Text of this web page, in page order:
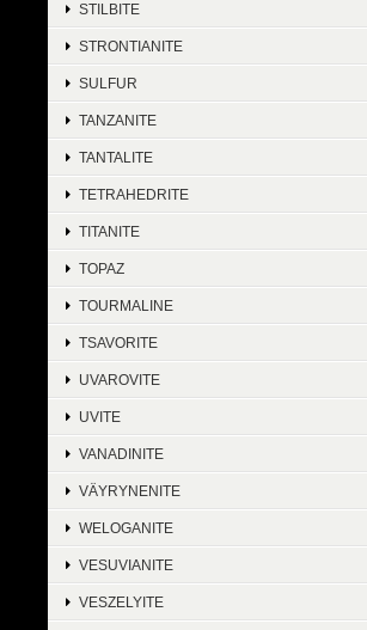
STILBITE
STRONTIANITE
SULFUR
TANZANITE
TANTALITE
TETRAHEDRITE
TITANITE
TOPAZ
TOURMALINE
TSAVORITE
UVAROVITE
UVITE
VANADINITE
VÄYRYNENITE
WELOGANITE
VESUVIANITE
VESZELYITE